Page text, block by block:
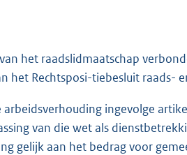
het raadslidmaatschap
het Rechtsposi-tiebesluit raads-
ingevolge
van die wet als
gelijk aan het bedrag voor